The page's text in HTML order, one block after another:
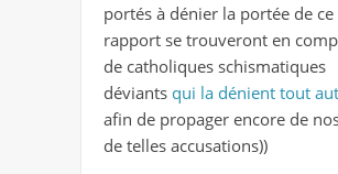
portés à dénier la portée de ce
rapport se trouveront en
de catholiques schismatiques
déviants qui la dénient tout
afin de propager encore de
de telles accusations))